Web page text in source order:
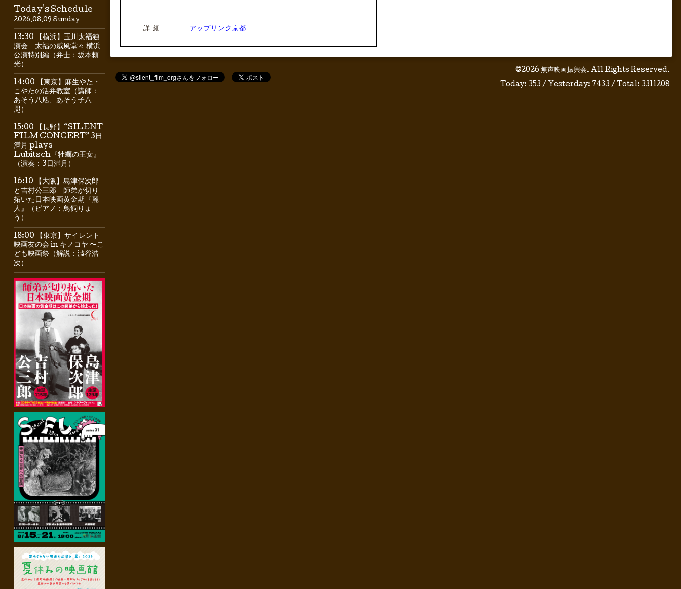
詳 細 アップリンク京都
©2026 無声映画振興会. All Rights Reserved.
Today: 353 / Yesterday: 7433 / Total: 3311208
Today's Schedule
2026.08.09 Sunday
13:30 【横浜】玉川太福独
演会 太福の威風堂々 横浜
公演特別編（弁士：坂本頼
光）
14:00 【東京】麻生やた・
こやたの活弁教室（講師：
あそう八咫、あそう子八
咫）
15:00 【長野】“SILENT
FILM CONCERT” 3日
満月 plays
Lubitsch『牡蠣の王女』
（演奏：3日満月）
16:10 【大阪】島津保次郎
と吉村公三郎 師弟が切り
拓いた日本映画黄金期『麗
人』（ピアノ：鳥飼りょ
う）
18:00 【東京】サイレント
映画友の会 in キノコヤ 〜こ
ども映画祭（解説：澁谷浩
次）